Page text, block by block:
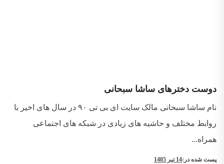
دوست دخترهای ساشا سبحانی
نام ساشا سبحانی مالک سایت ای بی تی ۹۰ در سال های اخیر با
روابط مختلف و حاشیه های زیادی در شبکه های اجتماعی
همراه...
پست شده در:14 تیر 1405